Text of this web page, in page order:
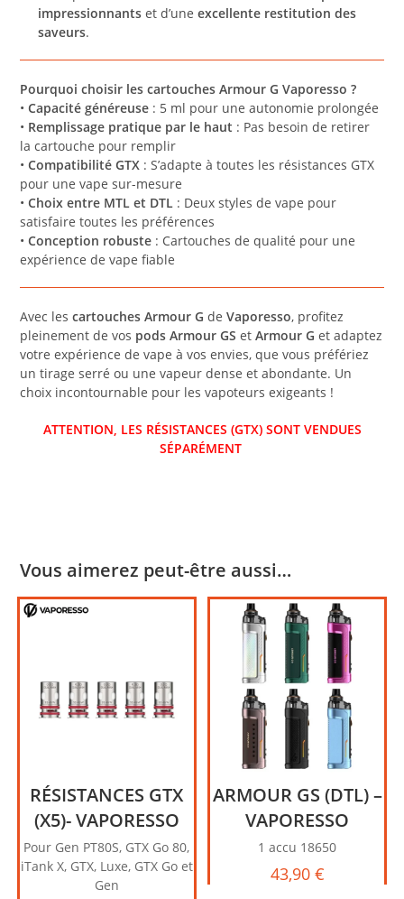
impressionnants et d’uneexcellente restitution des
saveurs.
Pourquoi choisir les cartouches Armour G Vaporesso ?
•Capacité généreuse : 5 ml pour une autonomie prolongée
• Remplissage pratique par le haut : Pas besoin de retirer
la cartouche pour remplir
•Compatibilité GTX : S’adapte à toutes les résistances GTX
pour une vape sur-mesure
•Choix entre MTL et DTL : Deux styles de vape pour
satisfaire toutes les préférences
•Conception robuste : Cartouches de qualité pour une
expérience de vape fiable
Avec lescartouches Armour G deVaporesso, profitez
pleinement de vos pods Armour GS etArmour G et adaptez
votre expérience de vape à vos envies, que vous préfériez
un tirage serré ou une vapeur dense et abondante. Un
choix incontournable pour les vapoteurs exigeants !
ATTENTION, LES RÉSISTANCES (GTX) SONT VENDUES
SÉPARÉMENT
Vous aimerez peut-être aussi…
RÉSISTANCES GTX
(X5)- VAPORESSO
Pour Gen PT80S, GTX Go 80,
iTank X, GTX, Luxe, GTX Go et
Gen
ARMOUR GS (DTL) –
VAPORESSO
1 accu 18650
43,90 €